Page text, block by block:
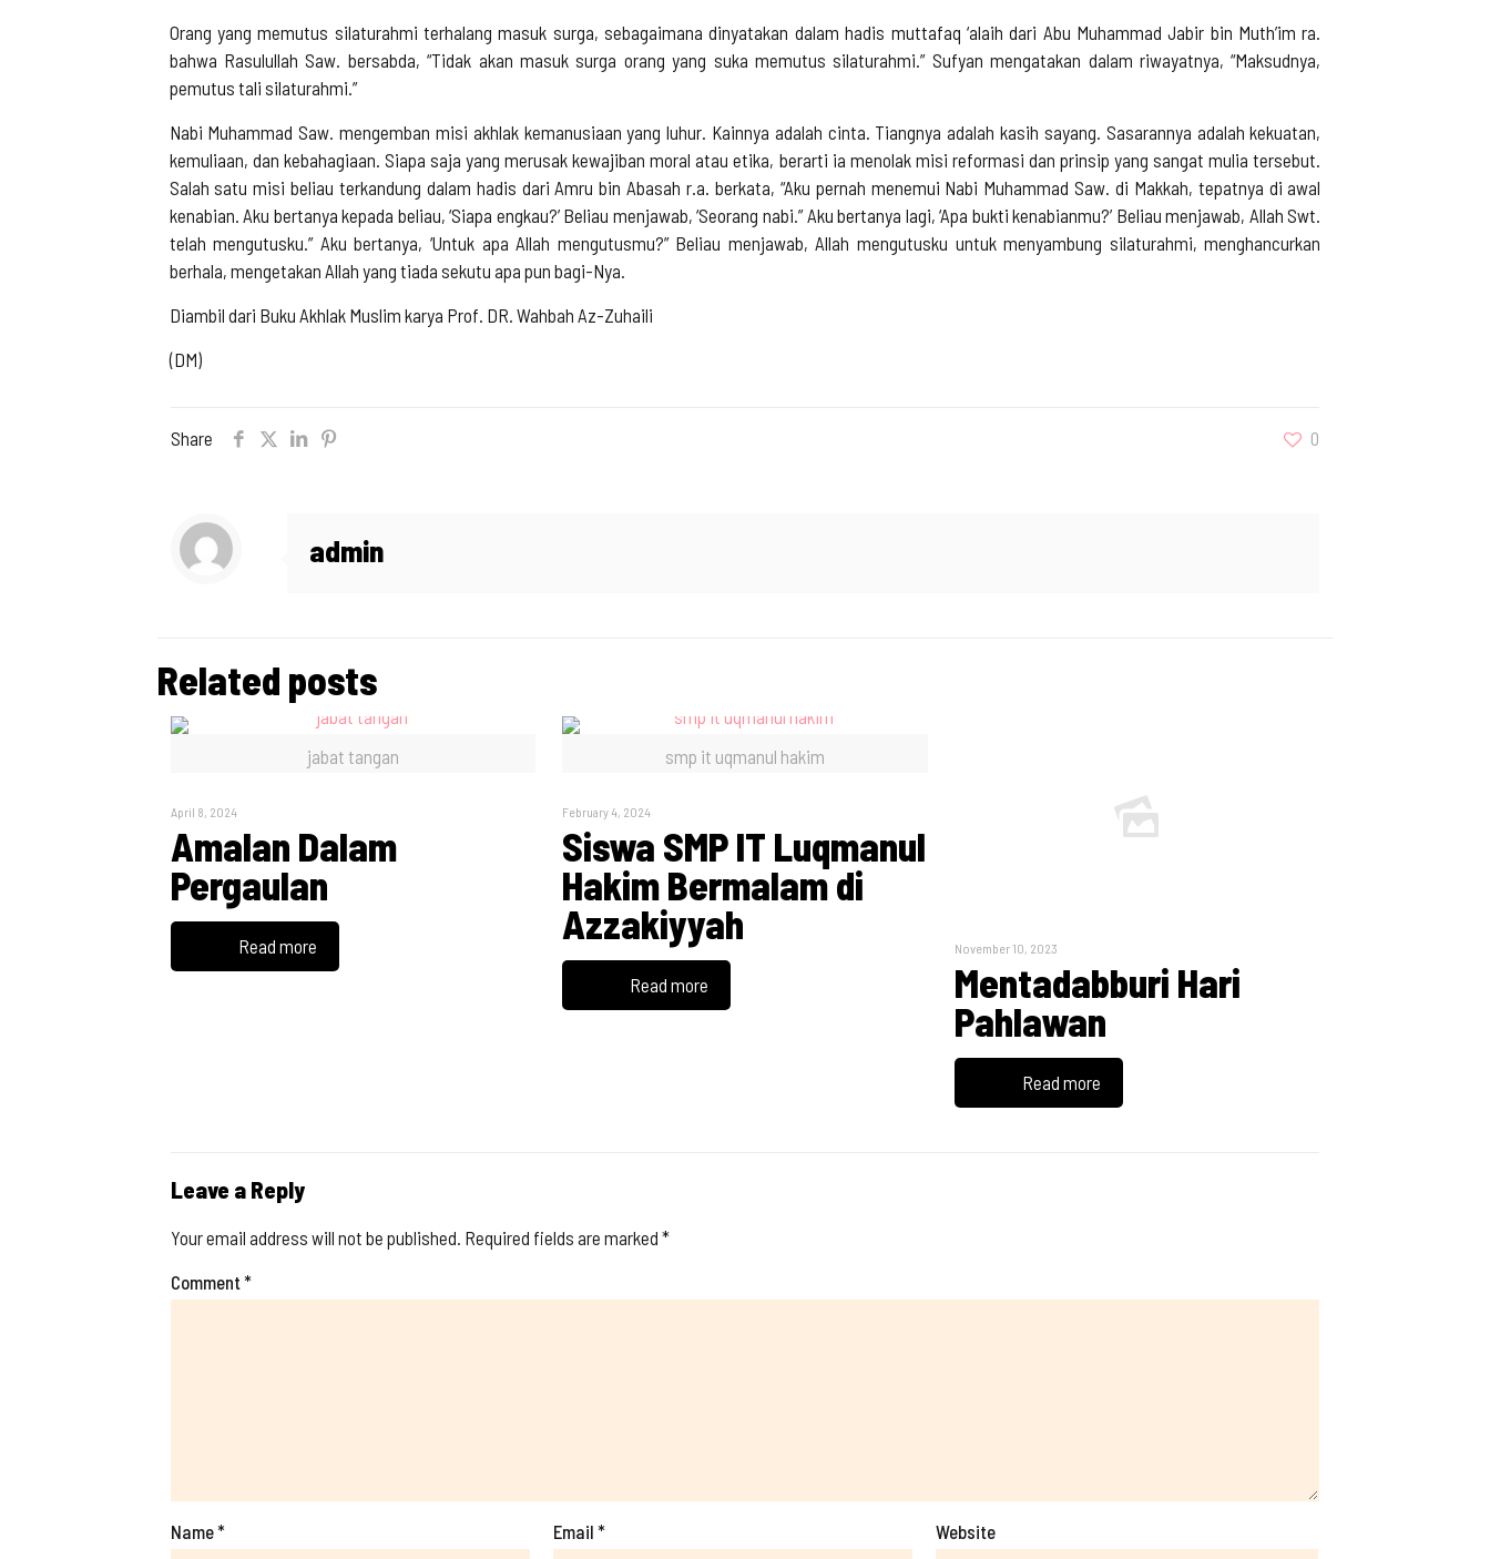
Orang yang memutus silaturahmi terhalang masuk surga, sebagaimana dinyatakan dalam hadis muttafaq ‘alaih dari Abu Muhammad Jabir bin Muth’im ra.
bahwa Rasulullah Saw. bersabda, “Tidak akan masuk surga orang yang suka memutus silaturahmi.” Sufyan mengatakan dalam riwayatnya, “Maksudnya,
pemutus tali silaturahmi.”
Nabi Muhammad Saw. mengemban misi akhlak kemanusiaan yang luhur. Kainnya adalah cinta. Tiangnya adalah kasih sayang. Sasarannya adalah kekuatan,
kemuliaan, dan kebahagiaan. Siapa saja yang merusak kewajiban moral atau etika, berarti ia menolak misi reformasi dan prinsip yang sangat mulia tersebut.
Salah satu misi beliau terkandung dalam hadis dari Amru bin Abasah r.a. berkata, “Aku pernah menemui Nabi Muhammad Saw. di Makkah, tepatnya di awal
kenabian. Aku bertanya kepada beliau, ‘Siapa engkau?’ Beliau menjawab, ‘Seorang nabi.” Aku bertanya lagi, ‘Apa bukti kenabianmu?’ Beliau menjawab, Allah Swt.
telah mengutusku.” Aku bertanya, ‘Untuk apa Allah mengutusmu?” Beliau menjawab, Allah mengutusku untuk menyambung silaturahmi, menghancurkan
berhala, mengetakan Allah yang tiada sekutu apa pun bagi-Nya.
Diambil dari Buku Akhlak Muslim karya Prof. DR. Wahbah Az-Zuhaili
(DM)
Share 0
admin
Related posts
jabat tangan
April 8, 2024
Amalan Dalam
Pergaulan
Read more
smp it uqmanul hakim
February 4, 2024
Siswa SMP IT Luqmanul
Hakim Bermalam di
Azzakiyyah
Read more
November 10, 2023
Mentadabburi Hari
Pahlawan
Read more
Leave a Reply
Your email address will not be published. Required fields are marked *
Comment *
Name* Email * Website